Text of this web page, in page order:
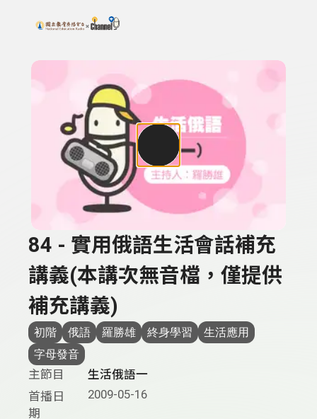
上方功能區塊
搜尋關鍵字：可輸入節目名稱、主持人或關鍵字
84 - 實用俄語生活會話補充
講義(本講次無音檔，僅提供
補充講義)
初階 俄語 羅勝雄 終身學習
生活應用
字母發音
主節目
生活俄語一
首播日
期
2009-05-16